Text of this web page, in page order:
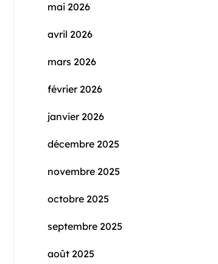
mai 2026
avril 2026
mars 2026
février 2026
janvier 2026
décembre 2025
novembre 2025
octobre 2025
septembre 2025
août 2025